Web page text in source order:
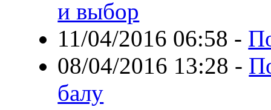
и выбор
11/04/2016 06:58 -
08/04/2016 13:28 -
балу